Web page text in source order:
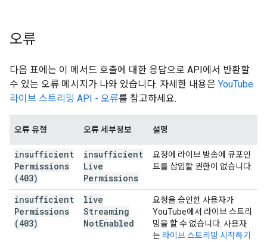
오류
다음 표에는 이 메서드 호출에 대한 응답으로 API에서 반환할
수 있는 오류 메시지가 나와 있습니다. 자세한 내용은 YouTube
라이브 스트리밍 API - 오류를 참고하세요.
오류 유형 오류 세부정보 설명
insufficient
Permissions
(403)
insufficient
Live
Permissions
요청에 라이브 방송에 큐포인
트를 삽입할 권한이 없습니다.
insufficient
Permissions
(403)
live
Streaming
NotEnabled
요청을 승인한 사용자가
YouTube에서 라이브 스트리
밍을 할 수 없습니다. 사용자
는 라이브 스트리밍 시작하기